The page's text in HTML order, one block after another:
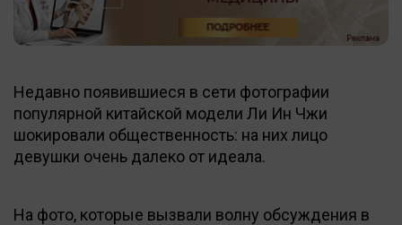
Недавно появившиеся в сети фотографии
популярной китайской модели Ли Ин Чжи
шокировали общественность: на них лицо
девушки очень далеко от идеала.
На фото, которые вызвали волну обсуждения в